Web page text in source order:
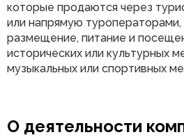
которые продаются через
или напрямую туроператорами,
размещение, питание и
исторических или культурных
музыкальных или спортивных
О деятельности